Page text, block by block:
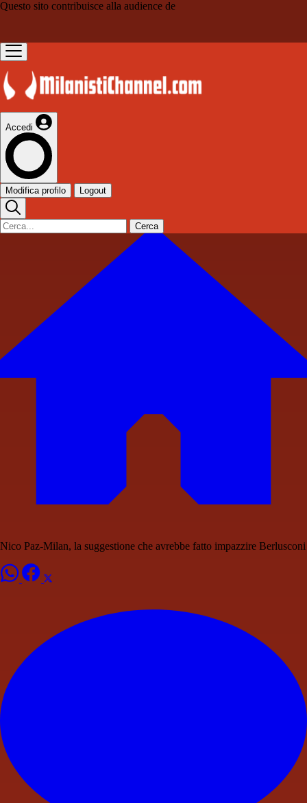
Questo sito contribuisce alla audience de
Accedi
Modifica profilo Logout
Cerca
Nico Paz-Milan, la suggestione che avrebbe fatto impazzire Berlusconi